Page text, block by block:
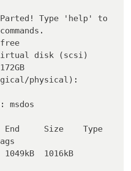
Parted! Type 'help' to
Virtual disk (scsi)
physical):
End     Size    Type